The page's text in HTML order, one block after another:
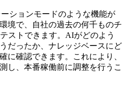
ションモードのような機能が
境で、自社の過去の何千ものチ
ストできます。AIがどのよう
だったか、ナレッジベースにど
に確認できます。これにより、
し、本番稼働前に調整を行うこ